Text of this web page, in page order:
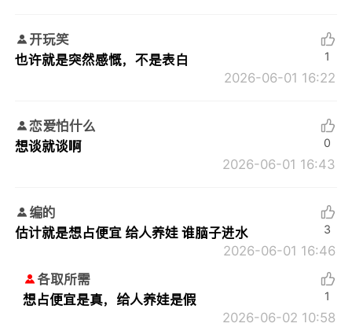
开玩笑
也许就是突然感慨，不是表白
2026-06-01 16:22
1
恋爱怕什么
想谈就谈啊
2026-06-01 16:43
0
编的
估计就是想占便宜 给人养娃 谁脑子进水
2026-06-01 16:46
3
各取所需
想占便宜是真，给人养娃是假
2026-06-02 10:58
1